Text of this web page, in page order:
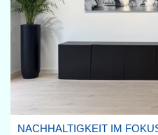
NACHHALTIGKEIT IM